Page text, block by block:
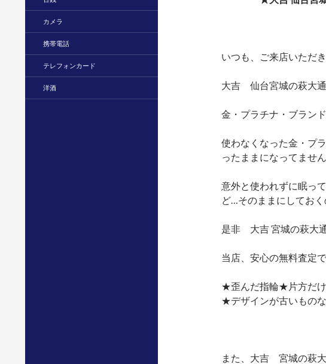
いつも、ご来店いただ
大吉 仙台宮城の萩大
金・プラチナ・ブラン
使わなくなった金・プ
ったままになってませ
意外と使われずに眠っ
ど…そのままにしてお
是非 大吉 宮城の萩大
当店、安心の無料査定
★歪んだ指輪★片方だ
★デザインが古いもの
また、大吉 宮城の萩
カメラ
携帯電話
テレフォンカード
洋酒